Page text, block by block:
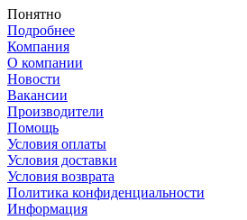
Понятно
Подробнее
Компания
О компании
Новости
Вакансии
Производители
Помощь
Условия оплаты
Условия доставки
Условия возврата
Политика конфиденциальности
Информация